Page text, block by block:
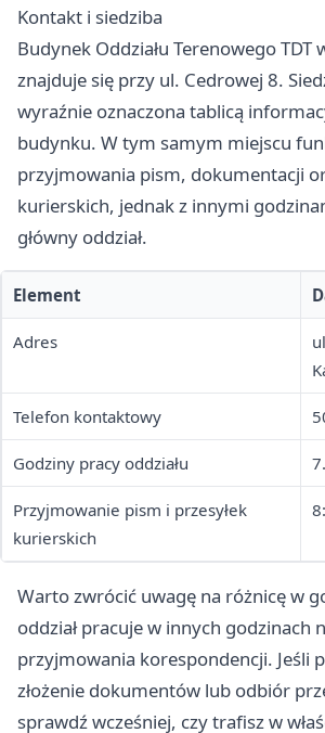
Kontakt i siedziba
Budynek Oddziału Terenowego TDT
znajduje się przy ul. Cedrowej 8.
wyraźnie oznaczona tablicą
budynku. W tym samym miejscu
przyjmowania pism, dokumentacji
kurierskich, jednak z innymi
główny oddział.
Element
Adres
Telefon kontaktowy
Godziny pracy oddziału
Przyjmowanie pism i przesyłek
kurierskich
Warto zwrócić uwagę na różnicę w
oddział pracuje w innych godzinach
przyjmowania korespondencji. Jeśli
złożenie dokumentów lub odbiór
sprawdź wcześniej, czy trafisz w